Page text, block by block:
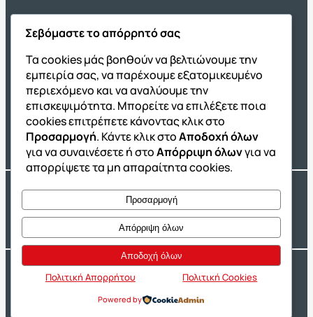
Όμιλος ΔΙΑΚΡΟΤΗΜΑ
ΔΙΑΚΡΟΤΗΜΑ@Home
Σχολική Μελέτη After School
Εκδόσεις Καλαϊτζίδη
Franchise ΔΙΑΚΡΟΤΗΜΑ
Copyright® 2004 –2026Εκπαιδευτικός Όμιλος ΔΙΑΚΡΟΤΗΜΑ®. Αρ.
Γ.Ε.Μ.Η.: 54967109000.
Oceancube – Hosted by
Ιδιωτικότητα Πολιτική Cookies
Δήλωση Προσβασιμότητας
Σεβόμαστε το απόρρητό σας
Τα cookies μάς βοηθούν να βελτιώνουμε την
εμπειρία σας, να παρέχουμε εξατομικευμένο
περιεχόμενο και να αναλύουμε την
επισκεψιμότητα. Μπορείτε να επιλέξετε ποια
cookies επιτρέπετε κάνοντας κλικ στο
Προσαρμογή. Κάντε κλικ στοΑποδοχή όλων
για να συναινέσετε ή στοΑπόρριψη όλωνγια να
απορρίψετε τα μη απαραίτητα cookies.
Προσαρμογή
Απόρριψη όλων
Αποδοχή όλων
Πολιτική Απορρήτου Πολιτική Cookies
Powered by